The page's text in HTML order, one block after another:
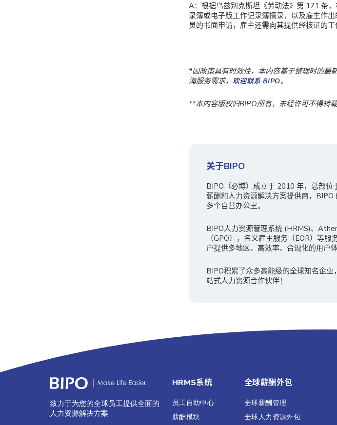
A：根据乌兹别克斯坦《劳动法》第 171 条
录簿或电子版工作记录簿摘录，以及雇主作
员的书面申请，雇主还需向其提供经核证的工
*因政策具有时效性，本内容基于整理时的最
海服务需求， 欢迎联系 BIPO。
**本内容版权归BIPO所有，未经许可不得转
关于BIPO
BIPO（必博）成立于 2010 年，总部
薪酬和人力资源解决方案提供商，
多个自营办公室。
BIPO人力资源管理系统 (HRMS)、
（GPO），名义雇主服务（EOR）等
户提供多地区、高效率、合规化的用户体
BIPO积累了众多高能级的全球知名企
站式人力资源合作伙伴！
致力于为您的全球员工提供全面的
人力资源解决方案
HRMS系统
员工自助中心
薪酬模块
全球薪酬外包
全球薪酬管理
全球人力资源外包